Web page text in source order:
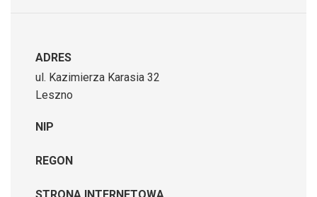
ADRES
ul. Kazimierza Karasia 32
Leszno
NIP
REGON
STRONA INTERNETOWA